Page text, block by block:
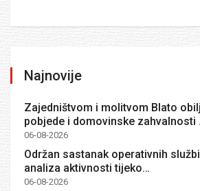
Najnovije
Zajedništvom i molitvom Blato
pobjede i domovinske zahvalnosti
06-08-2026
Održan sastanak operativnih
analiza aktivnosti tijeko…
06-08-2026